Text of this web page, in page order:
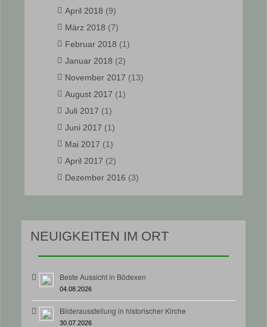
April 2018 (9)
März 2018 (7)
Februar 2018 (1)
Januar 2018 (2)
November 2017 (13)
August 2017 (1)
Juli 2017 (1)
Juni 2017 (1)
Mai 2017 (1)
April 2017 (2)
Dezember 2016 (3)
NEUIGKEITEN IM ORT
Beste Aussicht in Bödexen
04.08.2026
Bilderausstellung in historischer Kirche
30.07.2026